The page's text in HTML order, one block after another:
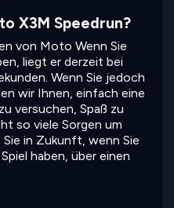
X3M Speedrun?
von Moto Wenn Sie
liegt er derzeit bei
Wenn Sie jedoch
wir Ihnen, einfach eine
versuchen, Spaß zu
so viele Sorgen um
in Zukunft, wenn Sie
haben, über einen